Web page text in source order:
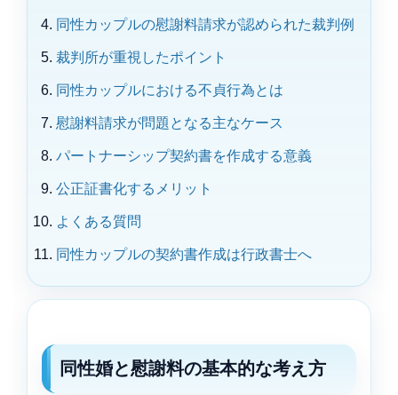
同性カップルの慰謝料請求が認められた裁判例
裁判所が重視したポイント
同性カップルにおける不貞行為とは
慰謝料請求が問題となる主なケース
パートナーシップ契約書を作成する意義
公正証書化するメリット
よくある質問
同性カップルの契約書作成は行政書士へ
同性婚と慰謝料の基本的な考え方